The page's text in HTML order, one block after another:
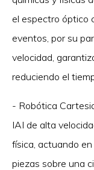
el espectro óptico
eventos, por su
velocidad,
reduciendo el
- Robótica
IAI de alta
física, actuando
piezas sobre una